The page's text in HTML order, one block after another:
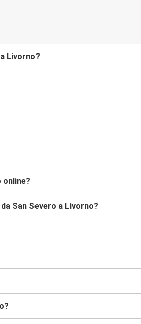
Livorno?
online?
San Severo a Livorno?